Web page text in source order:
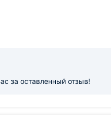
за оставленный отзыв!